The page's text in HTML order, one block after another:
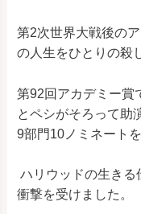
第2次世界大戦後の
の人生をひとりの殺
第92回アカデミー賞
とペシがそろって助
9部門10ノミネート
ハリウッドの生きる
衝撃を受けました。